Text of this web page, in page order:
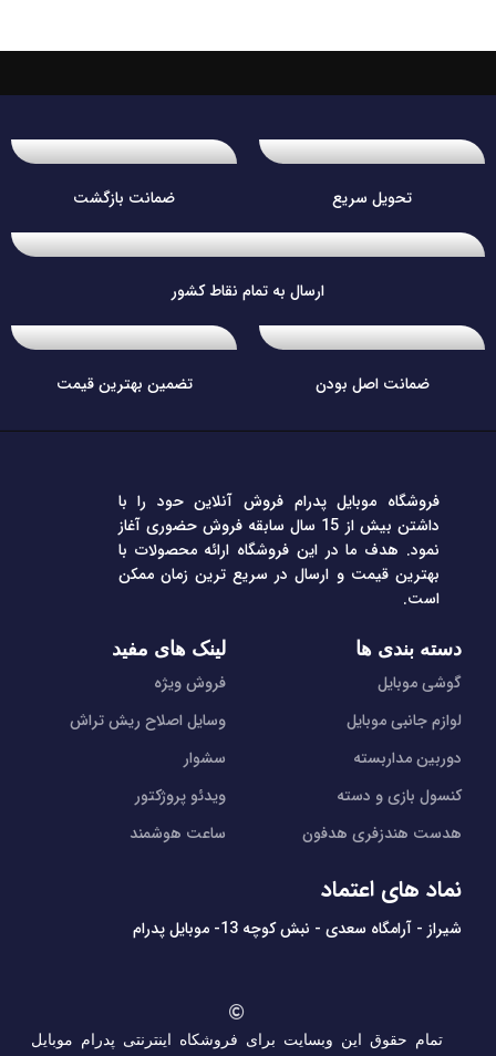
تحویل سریع ضمانت بازگشت
ارسال به تمام نقاط کشور
ضمانت اصل بودن تضمین بهترین قیمت
فروشگاه موبایل پدرام فروش آنلاین حود را با
داشتن بیش از 15 سال سابقه فروش حضوری آغاز
نمود. هدف ما در این فروشگاه ارائه محصولات با
بهترین قیمت و ارسال در سریع ترین زمان ممکن
است.
دسته بندی ها
گوشی موبایل
لوازم جانبی موبایل
دوربین مداربسته
کنسول بازی و دسته
هدست هندزفری هدفون
لینک های مفید
فروش ویژه
وسایل اصلاح ریش تراش
سشوار
ویدئو پروژکتور
ساعت هوشمند
نماد های اعتماد
شیراز - آرامگاه سعدی - نبش کوچه 13- موبایل پدرام
تمام حقوق این وبسایت برای فروشکاه اینترنتی پدرام موبایل